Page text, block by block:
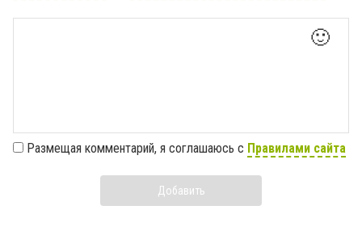
🙂
Размещая комментарий, я соглашаюсь с Правилами сайта
Добавить